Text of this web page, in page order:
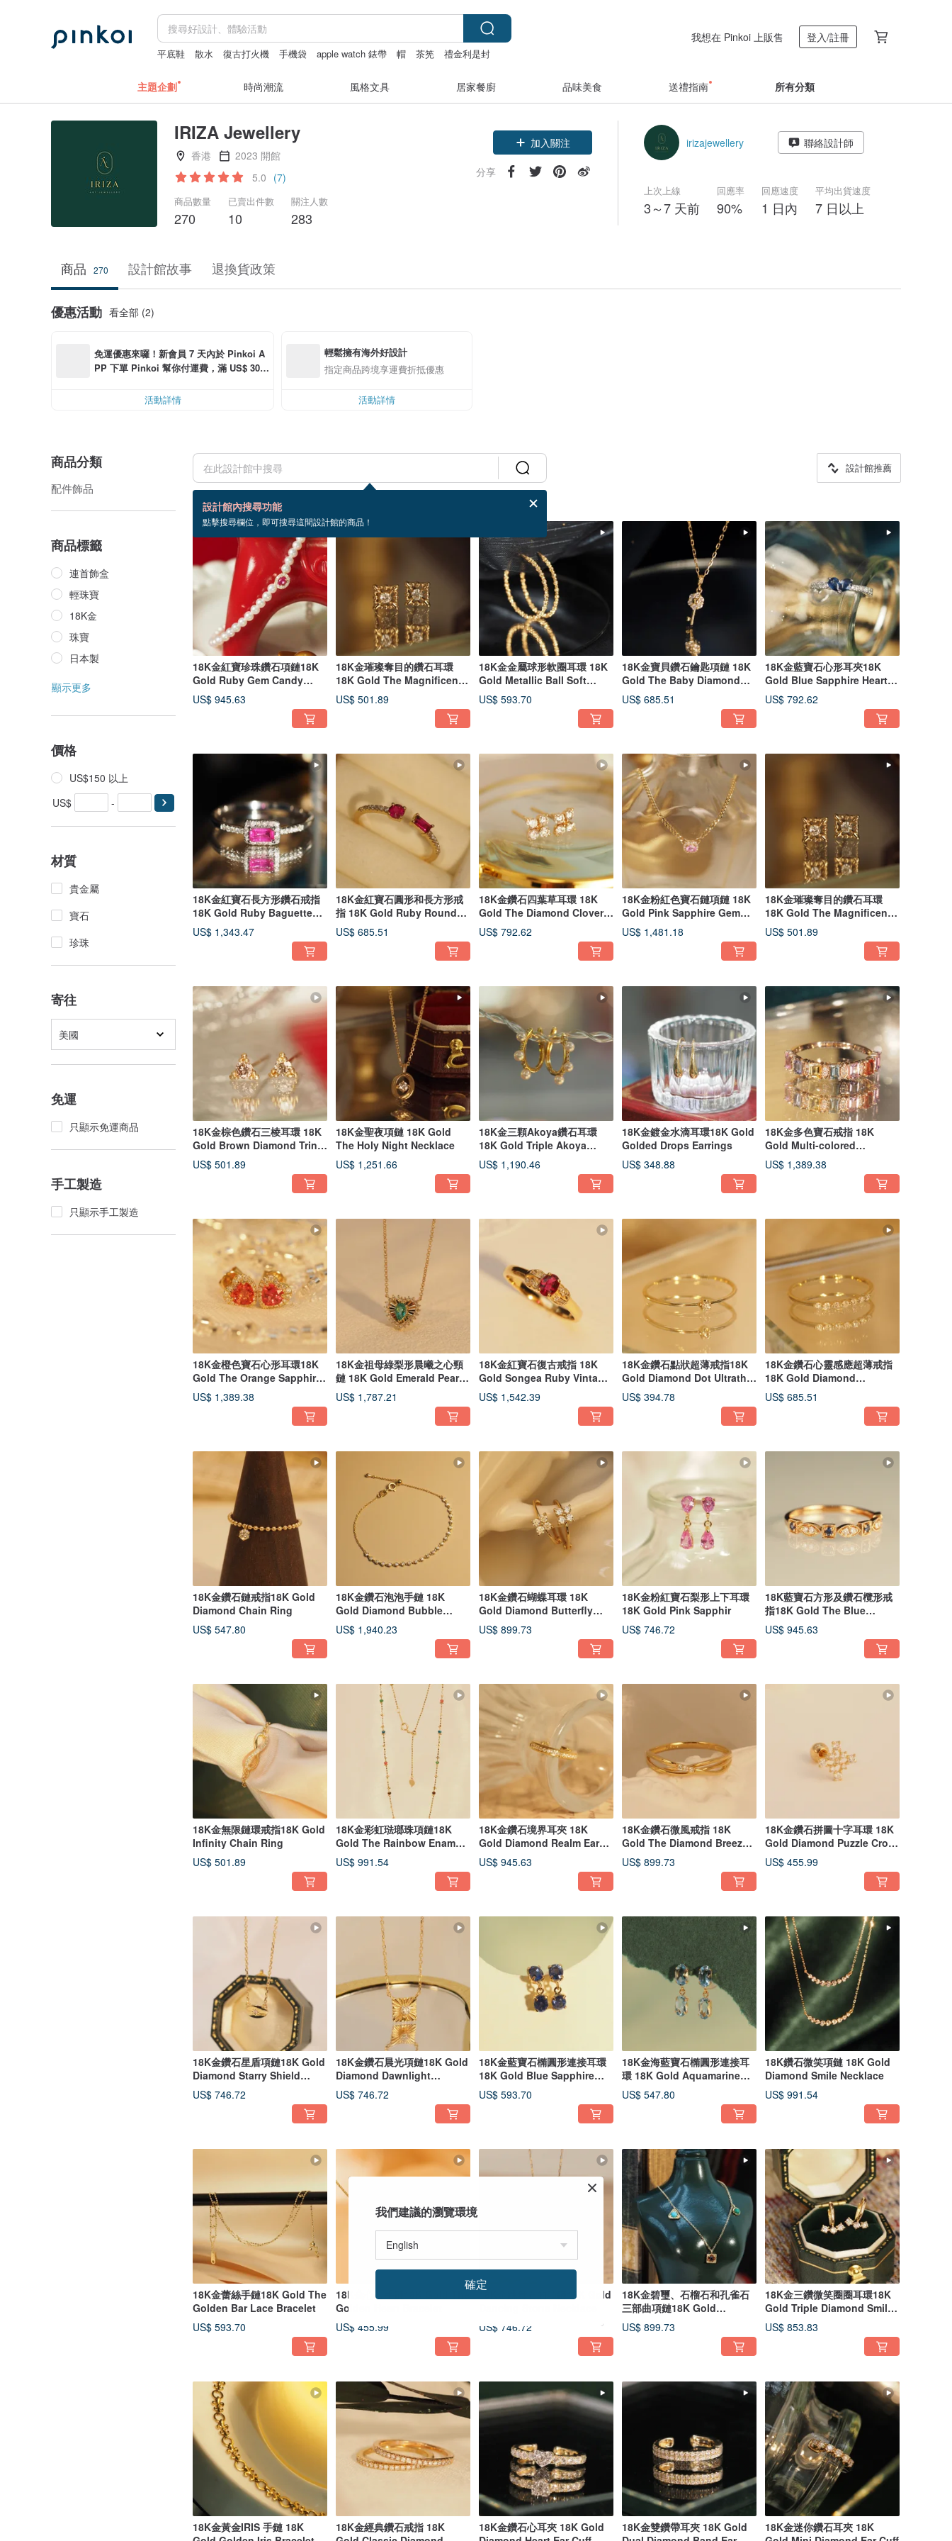
平底鞋 散水 復古打火機 手機袋 apple watch 錶帶 帽 茶筅 禮金利是封
我想在 Pinkoi 上販售 登入/註冊
主題企劃 時尚潮流 風格文具 居家餐廚 品味美食 送禮指南 所有分類
IRIZA Jewellery
香港
2023 開館
5.0 (7)
商品數量
270
已賣出件數
10
關注人數
283
加入關注
分享
irizajewellery 聯絡設計師
上次上線
3～7 天前
回應率
90%
回應速度
1 日內
平均出貨速度
7 日以上
商品 270 設計館故事 退換貨政策
優惠活動 看全部 (2)
免運優惠來囉！新會員 7 天內於 Pinkoi A
PP 下單 Pinkoi 幫你付運費，滿 US$ 30.0
活動詳情
輕鬆擁有海外好設計
指定商品跨境享運費折抵優惠
活動詳情
商品分類
配件飾品
商品標籤
連首飾盒
輕珠寶
18K金
珠寶
日本製
顯示更多
價格
US$150 以上
US$
-
材質
貴金屬
寶石
珍珠
寄往
美國
免運
只顯示免運商品
手工製造
只顯示手工製造
設計館內搜尋功能
點擊搜尋欄位，即可搜尋這間設計館的商品！
設計館推薦
270 個商品
18K金紅寶珍珠鑽石項鏈18K
Gold Ruby Gem Candy
Pearl Necklace
US$ 945.63
18K金璀璨奪目的鑽石耳環
18K Gold The Magnificent
Diamond Earr
US$ 501.89
18K金金屬球形軟圈耳環 18K
Gold Metallic Ball Soft
Hoop Earri
US$ 593.70
18K金寶貝鑽石鑰匙項鏈 18K
Gold The Baby Diamond
Key Necklace
US$ 685.51
18K金藍寶石心形耳夾18K
Gold Blue Sapphire Heart
Ear Cuff
US$ 792.62
18K金紅寶石長方形鑽石戒指
18K Gold Ruby Baguette
Diamond Rin
US$ 1,343.47
18K金紅寶石圓形和長方形戒
指 18K Gold Ruby Round
and Baguette
US$ 685.51
18K金鑽石四葉草耳環 18K
Gold The Diamond Clover
Earrings
US$ 792.62
18K金粉紅色寶石鏈項鏈 18K
Gold Pink Sapphire Gem
Candy Link
US$ 1,481.18
18K金璀璨奪目的鑽石耳環
18K Gold The Magnificent
Diamond Ear
US$ 501.89
18K金棕色鑽石三棱耳環 18K
Gold Brown Diamond Trine
Earrings
US$ 501.89
18K金聖夜項鏈 18K Gold
The Holy Night Necklace
US$ 1,251.66
18K金三顆Akoya鑽石耳環
18K Gold Triple Akoya
Diamond Hoop Ea
US$ 1,190.46
18K金鍍金水滴耳環18K Gold
Golded Drops Earrings
US$ 348.88
18K金多色寶石戒指 18K
Gold Multi-colored
Sapphire Ring
US$ 1,389.38
18K金橙色寶石心形耳環18K
Gold The Orange Sapphire
Heart Earr
US$ 1,389.38
18K金祖母綠梨形晨曦之心頸
鏈 18K Gold Emerald Pear
Dawnlight
US$ 1,787.21
18K金紅寶石復古戒指 18K
Gold Songea Ruby Vintage
Bow Ring
US$ 1,542.39
18K金鑽石點狀超薄戒指18K
Gold Diamond Dot Ultrathin
Ring
US$ 394.78
18K金鑽石心靈感應超薄戒指
18K Gold Diamond
Telepath Ultrathin
US$ 685.51
18K金鑽石鏈戒指18K Gold
Diamond Chain Ring
US$ 547.80
18K金鑽石泡泡手鏈 18K
Gold Diamond Bubble
Band Bracelet
US$ 1,940.23
18K金鑽石蝴蝶耳環 18K
Gold Diamond Butterfly
Hoop Earrings
US$ 899.73
18K金粉紅寶石梨形上下耳環
18K Gold Pink Sapphir
US$ 746.72
18K藍寶石方形及鑽石欖形戒
指18K Gold The Blue
Sapphire Square
US$ 945.63
18K金無限鏈環戒指18K Gold
Infinity Chain Ring
US$ 501.89
18K金彩虹琺瑯珠項鏈18K
Gold The Rainbow Enamel
Bead Necklace
US$ 991.54
18K金鑽石境界耳夾 18K
Gold Diamond Realm Ear
Cuff
US$ 945.63
18K金鑽石微風戒指 18K
Gold The Diamond Breeze
Ring
US$ 899.73
18K金鑽石拼圖十字耳環 18K
Gold Diamond Puzzle Cross
Barbell
US$ 455.99
18K金鑽石星盾項鏈18K Gold
Diamond Starry Shield
Necklace
US$ 746.72
18K金鑽石晨光項鏈18K Gold
Diamond Dawnlight
Necklace
US$ 746.72
18K金藍寶石橢圓形連接耳環
18K Gold Blue Sapphire
Oval Connec
US$ 593.70
18K金海藍寶石橢圓形連接耳
環 18K Gold Aquamarine
Oval Connect
US$ 547.80
18K鑽石微笑項鏈 18K Gold
Diamond Smile Necklace
US$ 991.54
18K金蕾絲手鏈18K Gold The
Golden Bar Lace Bracelet
US$ 593.70
18K金心心手鏈18K Gold The
Golden Heart Bracelet
US$ 455.99
18K金跳舞石的項鏈18K Gold
US$ 746.72
18K金碧璽、石榴石和孔雀石
三部曲項鏈18K Gold
Tourmaline, Garn
US$ 899.73
18K金三鑽微笑圈圈耳環18K
Gold Triple Diamond Smile
Hoop Earr
US$ 853.83
18K金黃金IRIS 手鏈 18K
18K金經典鑽石戒指 18K
18K金鑽石心耳夾 18K Gold
18K金雙鑽帶耳夾 18K Gold
18K金迷你鑽石耳夾 18K
我們建議的瀏覽環境
確定